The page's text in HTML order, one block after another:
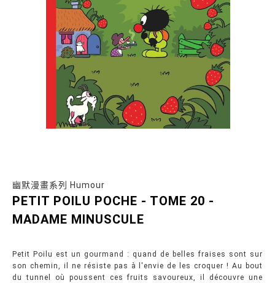
幽默漫畫系列 Humour
PETIT POILU POCHE - TOME 20 -
MADAME MINUSCULE
Petit Poilu est un gourmand : quand de belles fraises sont sur
son chemin, il ne résiste pas à l'envie de les croquer ! Au bout
du tunnel où poussent ces fruits savoureux, il découvre une